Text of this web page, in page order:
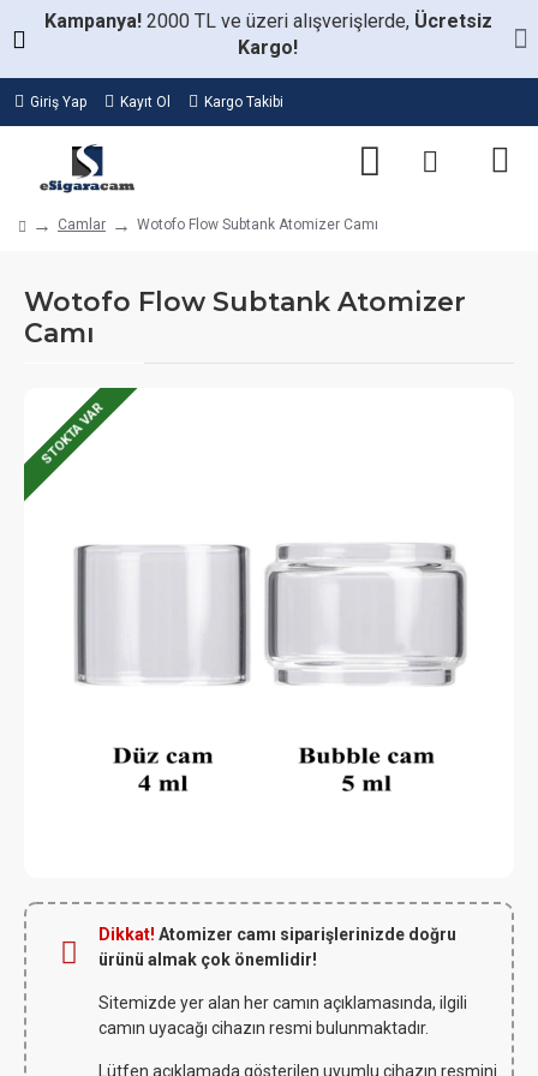
Kampanya! 2000 TL ve üzeri alışverişlerde, Ücretsiz
Kargo!
Giriş Yap Kayıt Ol Kargo Takibi
Camlar Wotofo Flow Subtank Atomizer Camı
Wotofo Flow Subtank Atomizer
Camı
STOKTA VAR
Dikkat! Atomizer camı siparişlerinizde doğru
ürünü almak çok önemlidir!
Sitemizde yer alan her camın açıklamasında, ilgili
camın uyacağı cihazın resmi bulunmaktadır.
Lütfen açıklamada gösterilen uyumlu cihazın resmini